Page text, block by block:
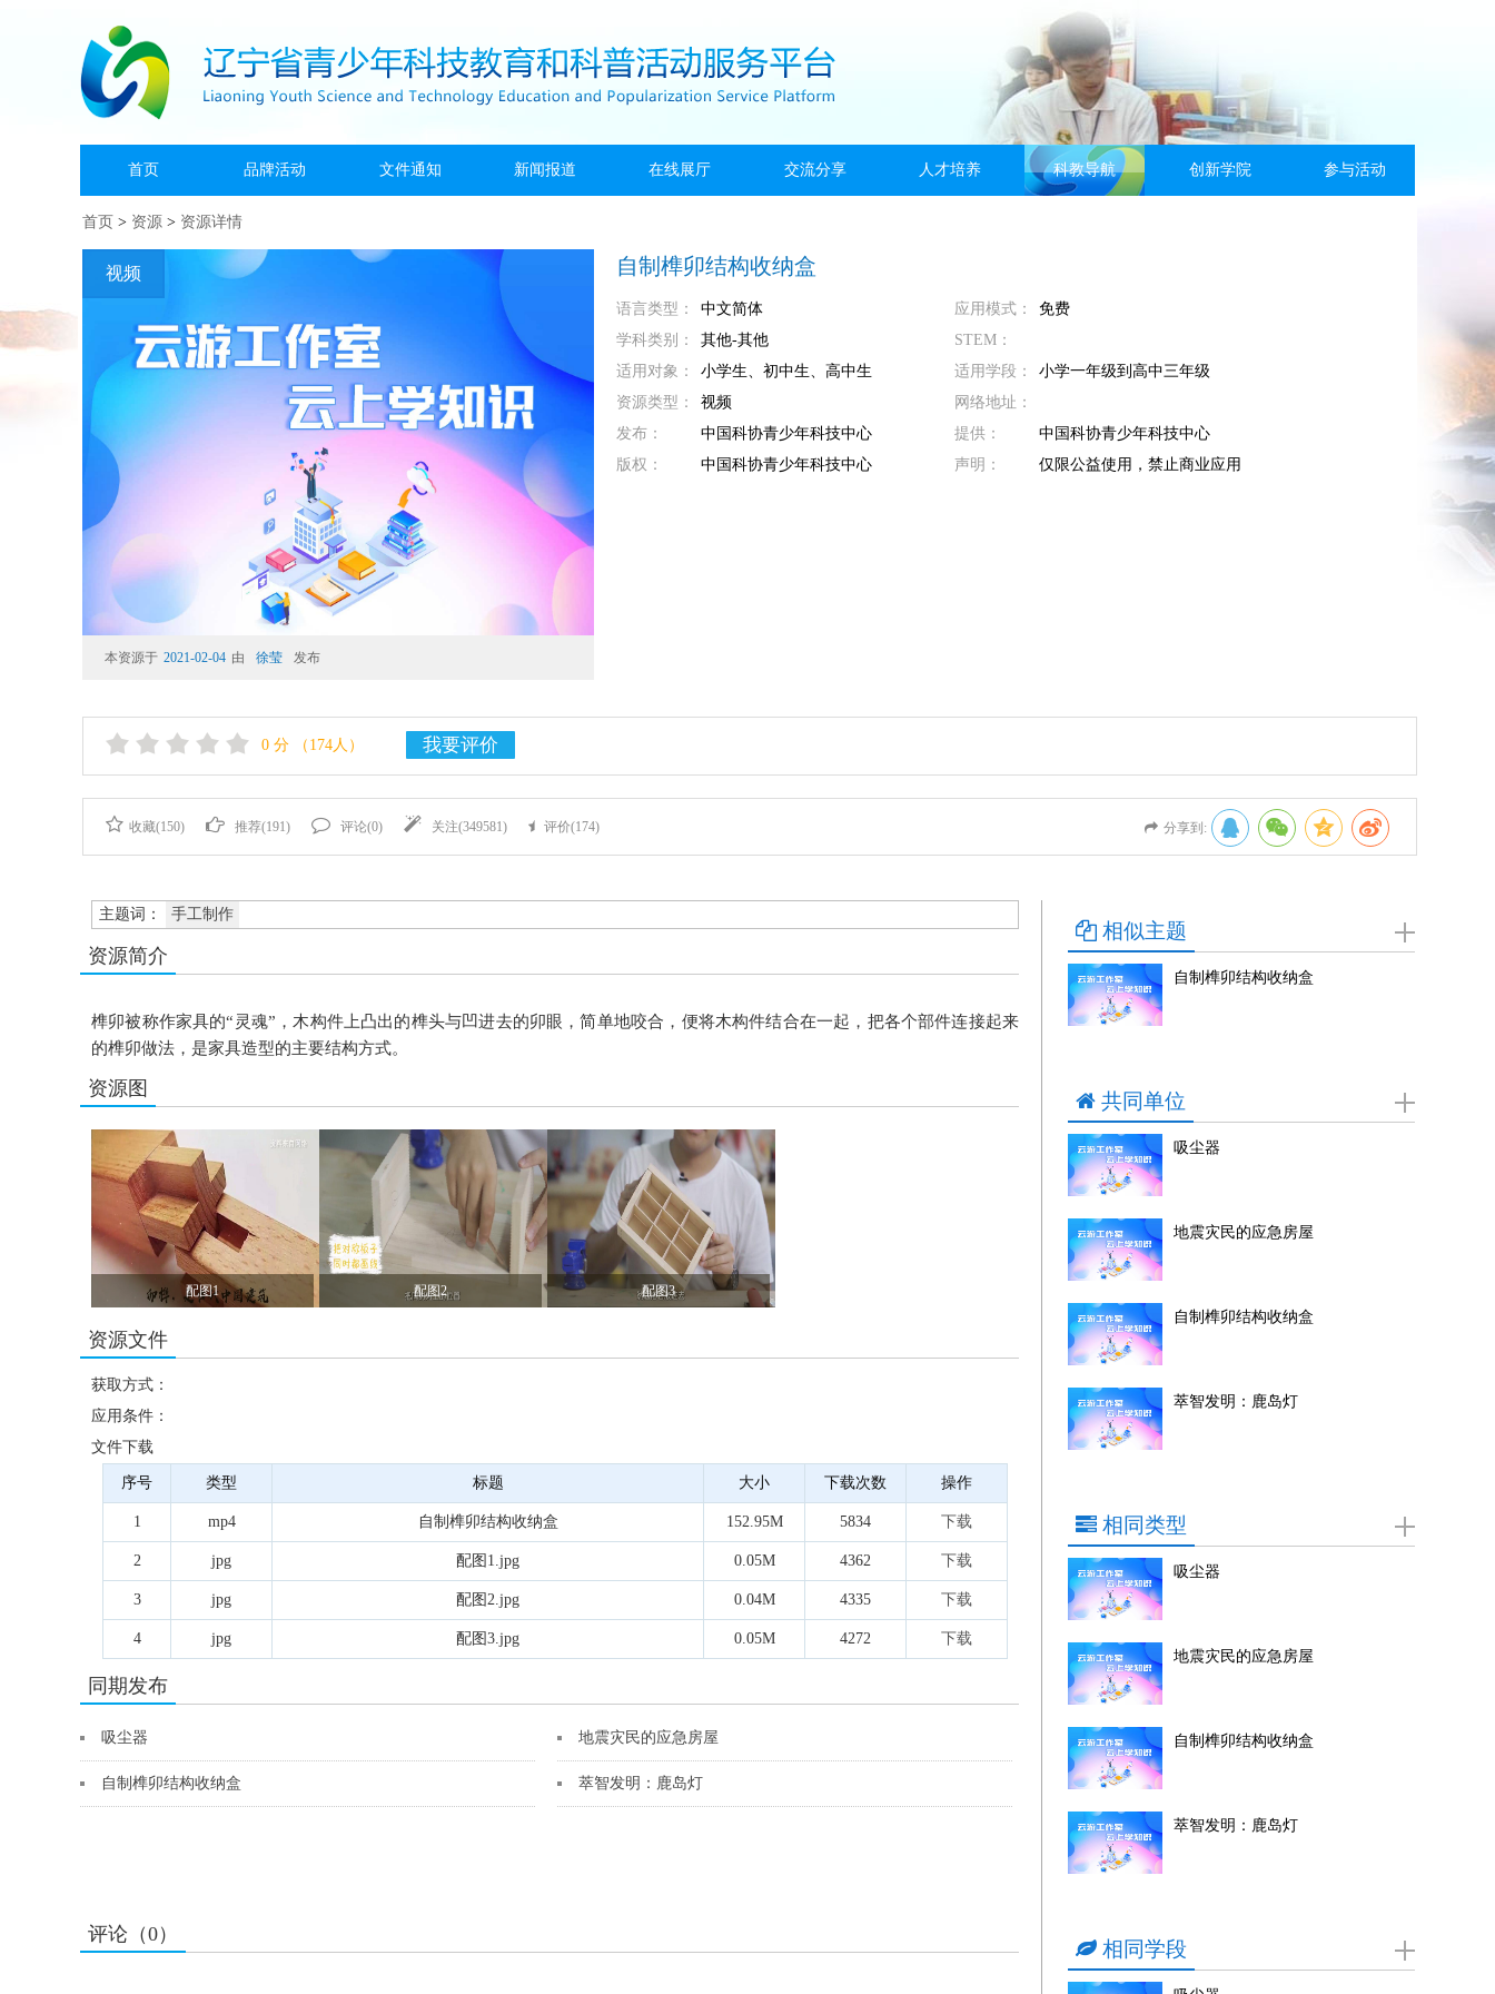
首页 品牌活动 文件通知 新闻报道 在线展厅 交流分享 人才培养 科教导航 创新学院 参与活动
首页 > 资源 > 资源详情
本资源于 2021-02-04 由 徐莹 发布
视频 自制榫卯结构收纳盒
语言类型： 中文简体 应用模式：
免费
学科类别：
其他-其他
STEM：
适用对象：
小学生、初中生、高中生 适用学段：
小学一年级到高中三年级
资源类型：
视频
网络地址：
发布：
中国科协青少年科技中心 提供：
中国科协青少年科技中心
版权：
中国科协青少年科技中心 声明： 仅限公益使用，禁止商业应用
0 分 （174人） 我要评价
收藏(150) 推荐(191) 评论(0) 关注(349581) 评价(174) 分享到:
主题词： 手工制作
资源简介
榫卯被称作家具的“灵魂”，木构件上凸出的榫头与凹进去的卯眼，简单地咬合，便将木构件结合在一起，把各个部件连接起来
的榫卯做法，是家具造型的主要结构方式。
资源图
配图1 配图2 配图3
资源文件
获取方式：
应用条件：
文件下载
序号 类型 标题 大小 下载次数 操作
1 mp4 自制榫卯结构收纳盒 152.95M 5834 下载
2 jpg 配图1.jpg 0.05M 4362 下载
3 jpg 配图2.jpg 0.04M 4335 下载
4 jpg 配图3.jpg 0.05M 4272 下载
同期发布
吸尘器 地震灾民的应急房屋
自制榫卯结构收纳盒 萃智发明：鹿岛灯
评论（0）
相似主题
自制榫卯结构收纳盒
共同单位
吸尘器
地震灾民的应急房屋
自制榫卯结构收纳盒
萃智发明：鹿岛灯
相同类型
吸尘器
地震灾民的应急房屋
自制榫卯结构收纳盒
萃智发明：鹿岛灯
相同学段